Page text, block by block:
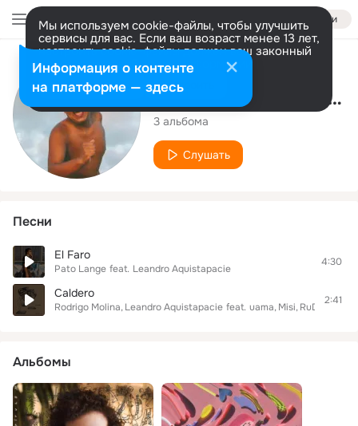
Войти
Мы используем cookie-файлы, чтобы улучшить
сервисы для вас. Если ваш возраст менее 13 лет,
настроить cookie-файлы должен ваш законный
представитель. Больше информации
Разрешить все Настроить
Исполнитель
Leandro Aquistapacie
3 альбома
Слушать
Песни
El Faro
Pato Lange feat. Leandro Aquistapacie
4:30
Caldero
Rodrigo Molina Leandro Aquistapacie feat. uama Misi RuDo
2:41
Альбомы
Информация о контенте
на платформе — здесь